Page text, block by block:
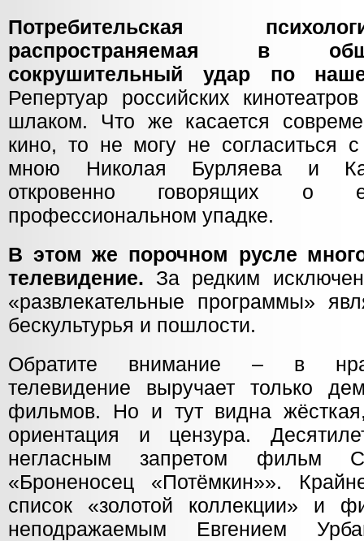
Потребительская
распространяемая в
сокрушительный удар по
Репертуар российских
шлаком. Что же касается
кино, то не могу не согласиться
мною Николая Бурляева и
откровенно говорящих о
профессиональном упадке.
В этом же порочном русле
телевидение. За редким
«развлекательные программы»
бескультурья и пошлости.
Обратите внимание – в
телевидение выручает только
фильмов. Но и тут видна
ориентация и цензура.
негласным запретом фильм
«Броненосец «Потёмкин»».
список «золотой коллекции» и
неподражаемым Евгением